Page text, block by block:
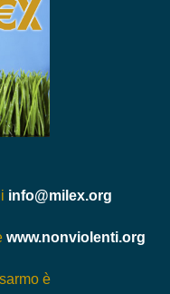
info@milex.org
www.nonviolenti.org
è